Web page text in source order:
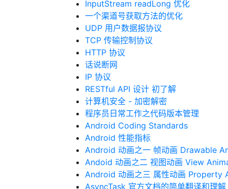
InputStream readLong 优化
一个渠道号获取方法的优化
UDP 用户数据报协议
TCP 传输控制协议
HTTP 协议
话说断网
IP 协议
RESTful API 设计 初了解
计算机安全 - 加密解密
程序员日常工作之代码版本管理
Android Coding Standards
Android 性能指标
Android 动画之一 帧动画 Drawable
Andoid 动画之二 视图动画 View
Android 动画之三 属性动画 Property
AsyncTask 官方文档的简单翻译和理解